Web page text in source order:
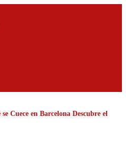
se Cuece en Barcelona Descubre el